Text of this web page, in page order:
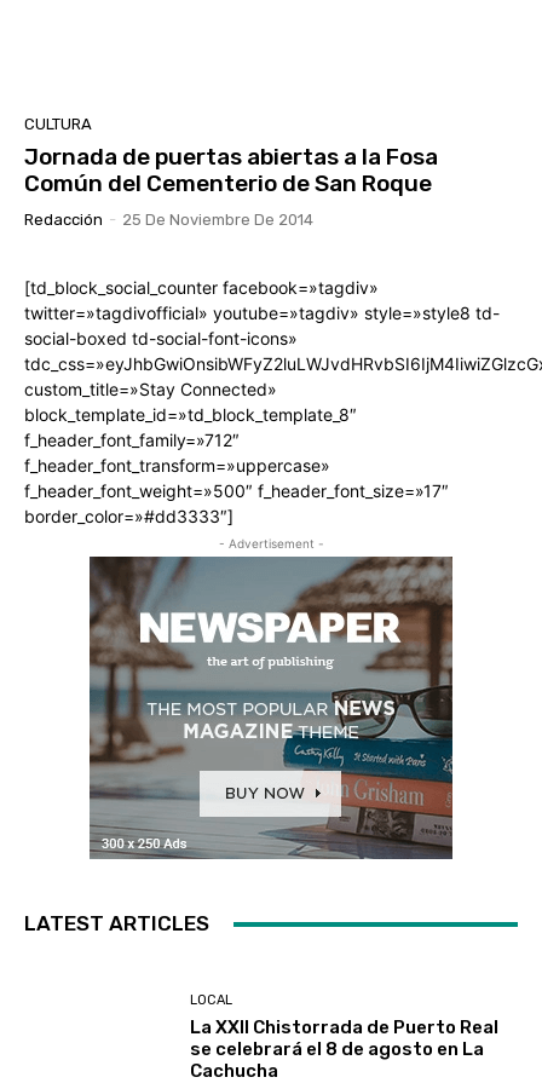
CULTURA
Jornada de puertas abiertas a la Fosa
Común del Cementerio de San Roque
Redacción - 25 De Noviembre De 2014
[td_block_social_counter facebook=»tagdiv»
twitter=»tagdivofficial» youtube=»tagdiv» style=»style8 td-
social-boxed td-social-font-icons»
custom_title=»Stay Connected»
block_template_id=»td_block_template_8″
f_header_font_family=»712″
f_header_font_transform=»uppercase»
f_header_font_weight=»500″ f_header_font_size=»17″
border_color=»#dd3333″]
- Advertisement -
LATEST ARTICLES
LOCAL
La XXII Chistorrada de Puerto Real
se celebrará el 8 de agosto en La
Cachucha